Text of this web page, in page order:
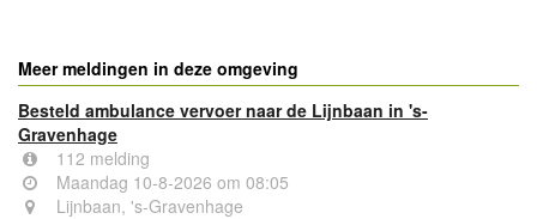
Meer meldingen in deze omgeving
Besteld ambulance vervoer naar de Lijnbaan in 's-
Gravenhage
112 melding
Maandag 10-8-2026 om 08:05
Lijnbaan, 's-Gravenhage